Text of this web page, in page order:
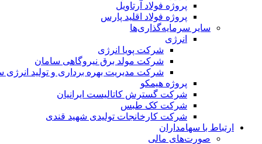
پروژه فولاد آرتاویل
پروژه فولاد اقلید پارس
سایر سرمایه‌گذاری‌ها
انرژی
شرکت پویا انرژی
شرکت مولد برق نیروگاهی سامان
شرکت مدیریت بهره برداری و تولید انرژی
پروژه هیمکو
شرکت گسترش کاتالیست ایرانیان
شرکت کک طبس
شرکت کارخانجات تولیدی شهید قندی
ارتباط با سهامداران
صورت‌های مالی